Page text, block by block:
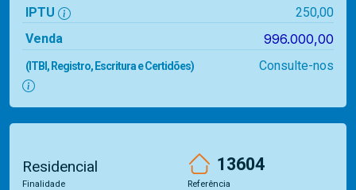
IPTU
250,00
Venda
996.000,00
(ITBI, Registro, Escritura e Certidões) Consulte-nos
Residencial
Finalidade
13604
Referência